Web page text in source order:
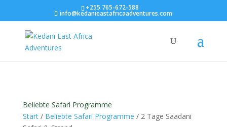
+255 765-672-588
info@kedanieastafricaadventures.com
Beliebte Safari Programme
Start/ Beliebte Safari Programme / 2 Tage Saadani